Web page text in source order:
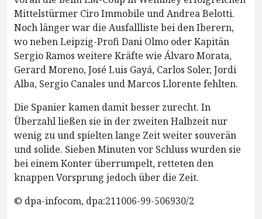
Mittelstürmer Ciro Immobile und Andrea Belotti.
Noch länger war die Ausfallliste bei den Iberern,
wo neben Leipzig-Profi Dani Olmo oder Kapitän
Sergio Ramos weitere Kräfte wie Álvaro Morata,
Gerard Moreno, José Luis Gayá, Carlos Soler, Jordi
Alba, Sergio Canales und Marcos Llorente fehlten.
Die Spanier kamen damit besser zurecht. In
Überzahl ließen sie in der zweiten Halbzeit nur
wenig zu und spielten lange Zeit weiter souverän
und solide. Sieben Minuten vor Schluss wurden sie
bei einem Konter überrumpelt, retteten den
knappen Vorsprung jedoch über die Zeit.
© dpa-infocom, dpa:211006-99-506930/2